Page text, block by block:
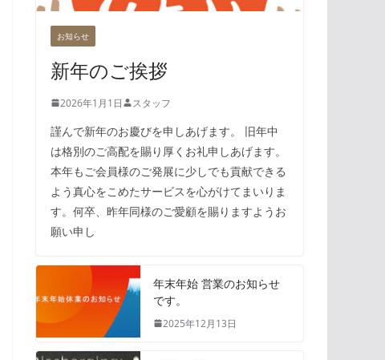
お知らせ
新年のご挨拶
2026年1月1日 スタッフ
謹んで新年のお慶びを申しあげます。 旧年中
は格別のご高配を賜り厚くお礼申しあげます。
本年もご会員様のご発展に少しでも貢献できる
よう真心をこめたサービスを心がけてまいりま
す。何卒、昨年同様のご愛顧を賜りますようお
願い申し
年末年始 営業のお知らせ
です。
2025年12月13日